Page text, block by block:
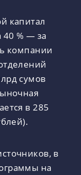
капитал
40 % — за
компании
сумов
в 285
в
на